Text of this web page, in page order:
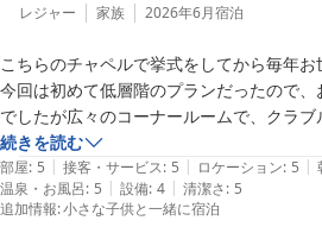
みでございます。
についてもお喜びいただけたようで、大
「また次回のために1年間仕事を頑張り
もも思わず笑顔になりました。
次回もご家族皆さまにとって素敵な思い
きるよう、より一層努めてまいります。
レジャー 家族 2026年6月宿泊
こちらのチャペルで挙式をしてから毎年お
今回は初めて低層階のプランだったので
でしたが広々のコーナールームで、クラ
ルに泊まれて満足です！
エレベーターに乗らずにロビーからお部屋
利でした。
朝食に沖縄そばがなくなっていたことは残
続きを読む
部屋: 5 | 接客・サービス: 5 | ロケーション: 5 |
温泉・お風呂: 5 | 設備: 4 | 清潔さ: 5
追加情報:小さな子供と一緒に宿泊